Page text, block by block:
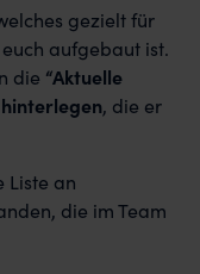
gezielt für
aufgebaut ist.
die “Aktuelle
, die er
Liste an
die im Team